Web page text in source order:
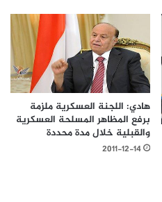
هادي: اللجنة العسكرية ملزمة
برفع المظاهر المسلحة العسكرية
والقبلية خلال مدة محددة
2011-12-14